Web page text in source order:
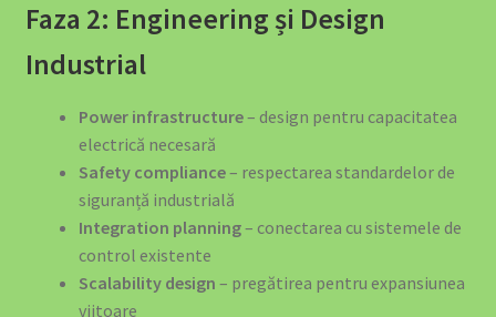
Faza 2: Engineering și Design
Industrial
Power infrastructure– design pentru capacitatea
electrică necesară
Safety compliance– respectarea standardelor de
siguranță industrială
Integration planning– conectarea cu sistemele de
control existente
Scalability design – pregătirea pentru expansiunea
viitoare